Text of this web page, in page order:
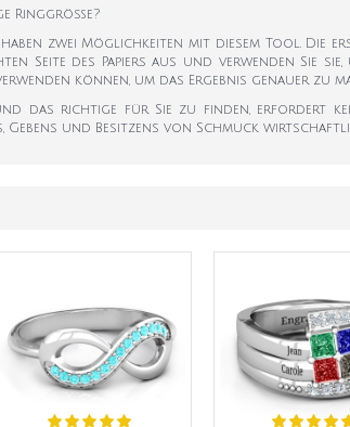
Ringgröße?
zwei Möglichkeiten mit diesem Tool. Die
Seite des Papiers aus und verwenden Sie
können, um das Ergebnis genauer zu
und das richtige für Sie zu finden, erfordert
Gebens und Besitzens von Schmuck